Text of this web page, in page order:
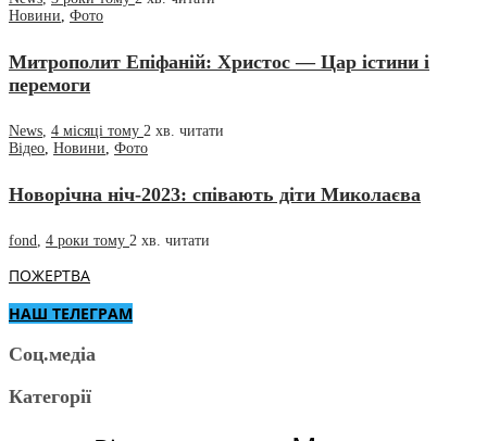
Новини Фото
Митрополит Епіфаній: Христос — Цар істини і
перемоги
News 4 місяці тому 2 хв. читати
Відео Новини Фото
Новорічна ніч-2023: співають діти Миколаєва
fond 4 роки тому 2 хв. читати
ПОЖЕРТВА
НАШ ТЕЛЕГРАМ
Соц.медіа
Категорії